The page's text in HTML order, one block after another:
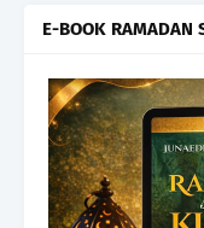
E-BOOK RAMADAN